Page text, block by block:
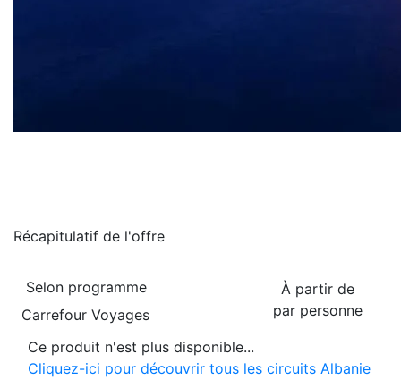
Récapitulatif de l'offre
À partir de
par personne
Selon programme
Carrefour Voyages
Ce produit n'est plus disponible...
Cliquez-ici pour découvrir tous les circuits Albanie